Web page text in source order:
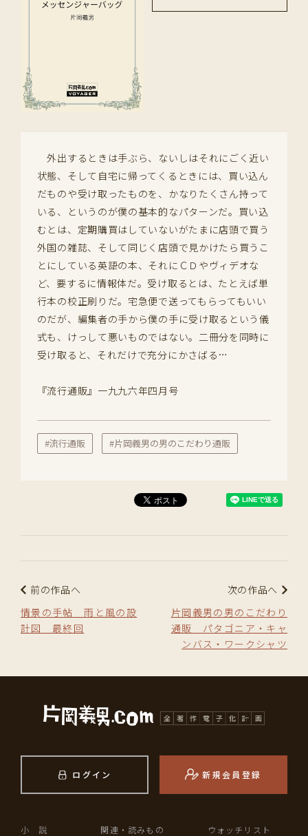
外出するときは手ぶら、ないしはそれにごく近い
状態、そして自宅に帰ってくるときには、買い込ん
だものや受け取ったものを、かなりたくさん持って
いる、というのが僕の基本的なパターンだ。買い込
むとは、定期購買はしていないがたまに店頭で買う
外国の雑誌、そして同じく店頭で見かけたら買うこ
とにしている英語の本、それにＣＤやヴィデオな
ど、要するに情報体だ。受け取るとは、たとえば単
行本の校正刷りだ。宅急便で送ってもらってもいい
のだが、編集者の手から僕の手に受け取るという儀
式も、けっして悪いものではない。二冊分を同時に
受け取ると、それだけで充分にかさばる…
『流行通販』一九九六年四月号
#流行通販 #片岡義男の男のこだわり通販
前の作品へ
情景の手帖 雨と風の設
計図 最終回
次の作品へ
片岡義男の男のこだわり
通販 パタゴニア・キャ
ンバス・ワークシャツ
ログイン 新規会員登録
小 説 関連・読みもの ウォッチリスト